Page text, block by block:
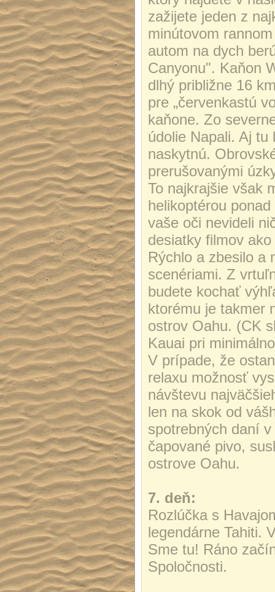
zažijete jeden z
minútovom
autom na dych
Canyonu". Kaňon
dlhý približne 16
pre „červenkastú
kaňone. Zo
údolie Napali. Aj
naskytnú.
prerušovanými
To najkrajšie však
helikoptérou
vaše oči nevideli
desiatky filmov
Rýchlo a zbesilo a
scenériami. Z
budete kochať
ktorému je takmer
ostrov Oahu. (CK
Kauai pri
V prípade, že
relaxu možnosť
návštevu
len na skok od
spotrebných daní
čapované pivo,
ostrove Oahu.
7. deň:
Rozlúčka s
legendárne Tahiti.
Sme tu! Ráno
Spoločnosti.